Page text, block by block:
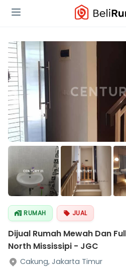
RUMAH JUAL
Dijual Rumah Mewah Dan
North Mississipi - JGC
Cakung, Jakarta Timur